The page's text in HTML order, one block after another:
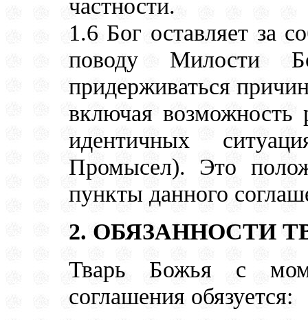
частности.
1.6 Бог оставляет за
поводу
придерживаться
включая возможность
идентичных
Промысел). Это
пункты данного
2. ОБЯЗАННОСТИ
Тварь Божья с
соглашения обязуется: